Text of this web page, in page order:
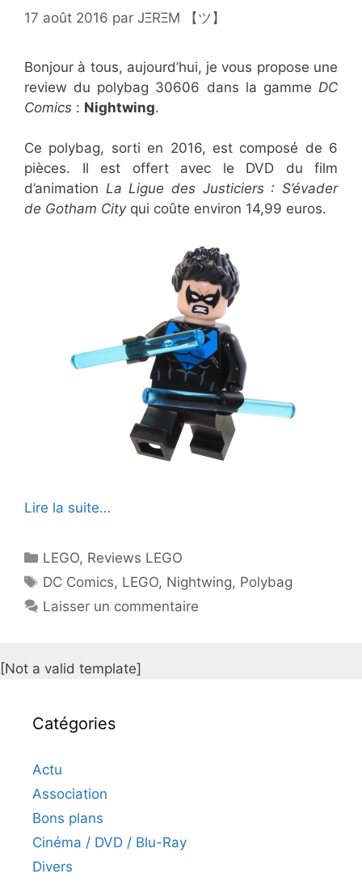
17 août 2016 par JΞRΞM 【ツ】
Bonjour à tous, aujourd’hui, je vous propose une
review du polybag 30606 dans la gamme DC
Comics : Nightwing.
Ce polybag, sorti en 2016, est composé de 6
pièces. Il est offert avec le DVD du film
d’animation La Ligue des Justiciers : S’évader
de Gotham Cityqui coûte environ 14,99 euros.
Lire la suite…
Catégories
LEGO, Reviews LEGO
Étiquettes
DC Comics, LEGO, Nightwing, Polybag
Laisser un commentaire
[Not a valid template]
Catégories
Actu
Association
Bons plans
Cinéma / DVD / Blu-Ray
Divers